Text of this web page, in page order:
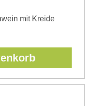
mit Kreide